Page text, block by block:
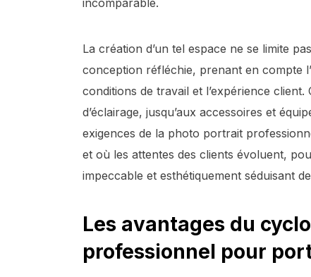
incomparable.
La création d’un tel espace ne se limite
conception réfléchie, prenant en compte
conditions de travail et l’expérience
d’éclairage, jusqu’aux accessoires et
exigences de la photo portrait
et où les attentes des clients évoluent,
impeccable et esthétiquement séduisant
Les avantages du
professionnel pour